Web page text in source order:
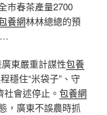
市春茶產量2700
養網林林總總的預
東嚴重計謀性包養
穩住“米袋子”、守
會述停止。 包養網
，廣東不誤農時抓